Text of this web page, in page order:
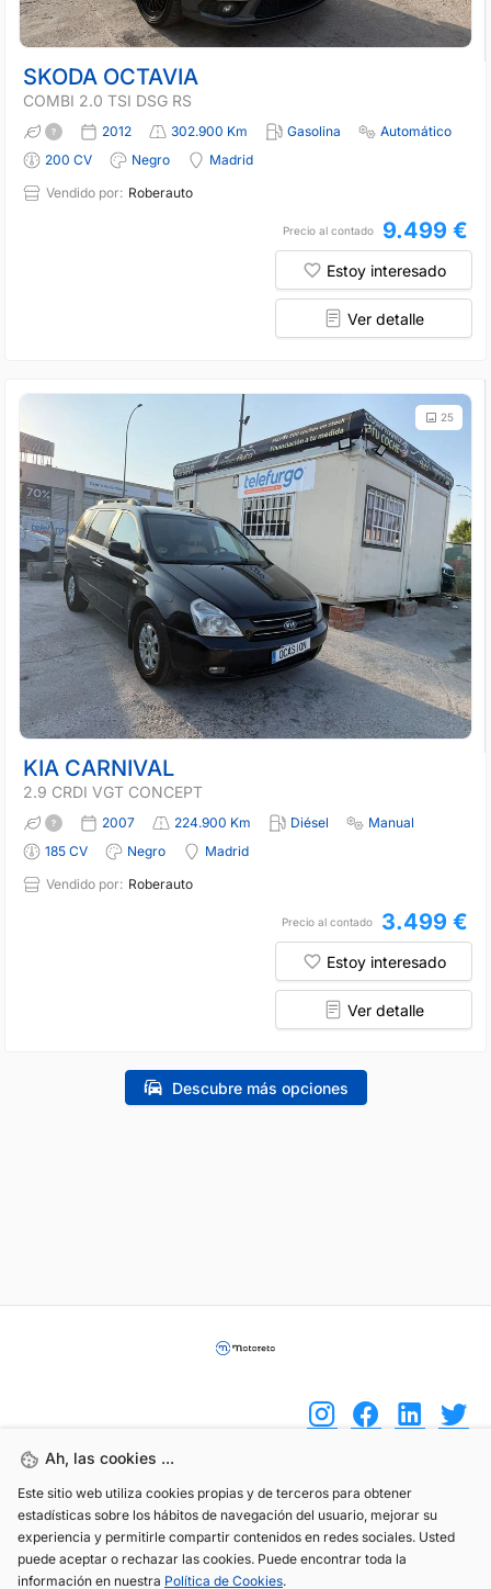
SKODA OCTAVIA
COMBI 2.0 TSI DSG RS
2012 302.900 Km Gasolina
Automático
200 CV
Negro
Madrid
Vendido por: Roberauto
Precio al contado 9.499 €
Estoy interesado
Ver detalle
25
KIA CARNIVAL
2.9 CRDI VGT CONCEPT
2007 224.900 Km Diésel
Manual
185 CV
Negro
Madrid
Vendido por: Roberauto
Precio al contado 3.499 €
Estoy interesado
Ver detalle
Descubre más opciones
Ah, las cookies ...
Este sitio web utiliza cookies propias y de terceros para obtener
estadísticas sobre los hábitos de navegación del usuario, mejorar su
experiencia y permitirle compartir contenidos en redes sociales. Usted
puede aceptar o rechazar las cookies. Puede encontrar toda la
información en nuestra Política de Cookies.
(+34) 744 408 070
info@motoreto.com